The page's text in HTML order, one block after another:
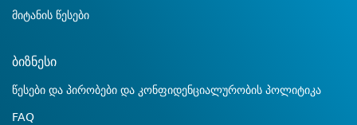
მიტანის წესები
ბიზნესი
წესები და პირობები და კონფიდენციალურობის პოლიტიკა
FAQ